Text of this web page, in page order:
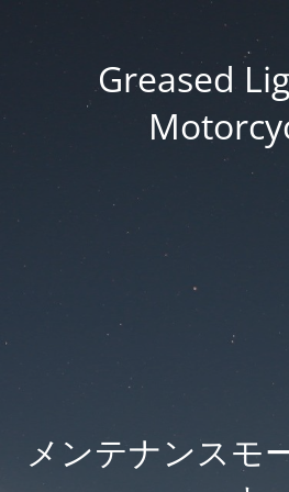
Greased
メンテナンスモ